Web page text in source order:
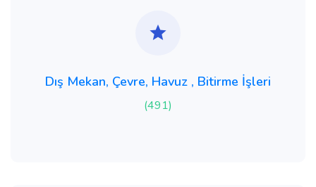
Dış Mekan, Çevre, Havuz , Bitirme İşleri
(491)